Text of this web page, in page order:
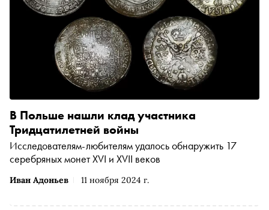
Иван Адоньев 11 ноября 2024 г.
В Польше нашли клад участника
Тридцатилетней войны
Исследователям-любителям удалось обнаружить 17
серебряных монет XVI и XVII веков